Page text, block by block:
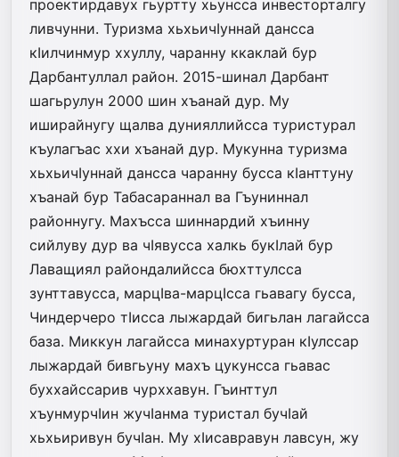
проектирдавух гьуртту хьунсса инвесторталгу
ливчунни. Туризма хьхьичIуннай дансса
кIилчинмур ххуллу, чаранну ккак­лай бур
Дарбантуллал район. 2015-шинал Дарбант
шагьрулун 2000 шин хъанай дур. Му
иширайнугу щалва дунияллийсса туристурал
къулагъас ххи хъанай дур. Мукунна туризма
хьхьичIуннай дансса чаранну бусса кIанттуну
хъанай бур Табасараннал ва Гъуниннал
районнугу. Махъсса шиннардий хъинну
сийлуву дур ва чIявусса халкь букIлай бур
Лаващиял райондалийсса бюхттул­сса
зунттавусса, марцIва-марцIсса гьавагу бусса,
Чиндерчеро тIисса лыжардай бигьлан лагайсса
база. Миккун лагайсса минахуртуран кIулссар
лыжардай бивгьуну махъ цукунсса гьавас
буххай­ссарив чурххавун. Гъинттул
хъунмурчIин жу­чIанма туристал бучIай
хьхьиривун бучIан. Му хIисавравун лавсун, жу